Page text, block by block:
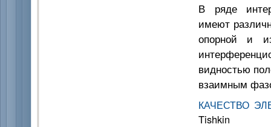
В ряде
имеют
опорной и
видностью
взаимным
КАЧЕСТВО
Tishkin